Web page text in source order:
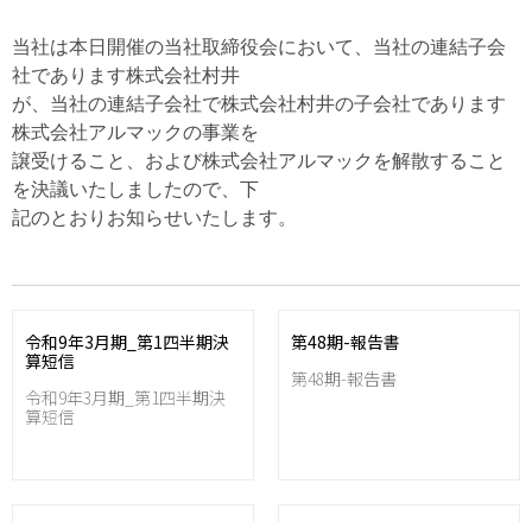
当社は本日開催の当社取締役会において、当社の連結子会
社であります株式会社村井
が、当社の連結子会社で株式会社村井の子会社であります
株式会社アルマックの事業を
譲受けること、および株式会社アルマックを解散すること
を決議いたしましたので、下
記のとおりお知らせいたします。
令和9年3月期_第1四半期決
算短信
令和9年3月期_第1四半期決
算短信
第48期-報告書
第48期-報告書